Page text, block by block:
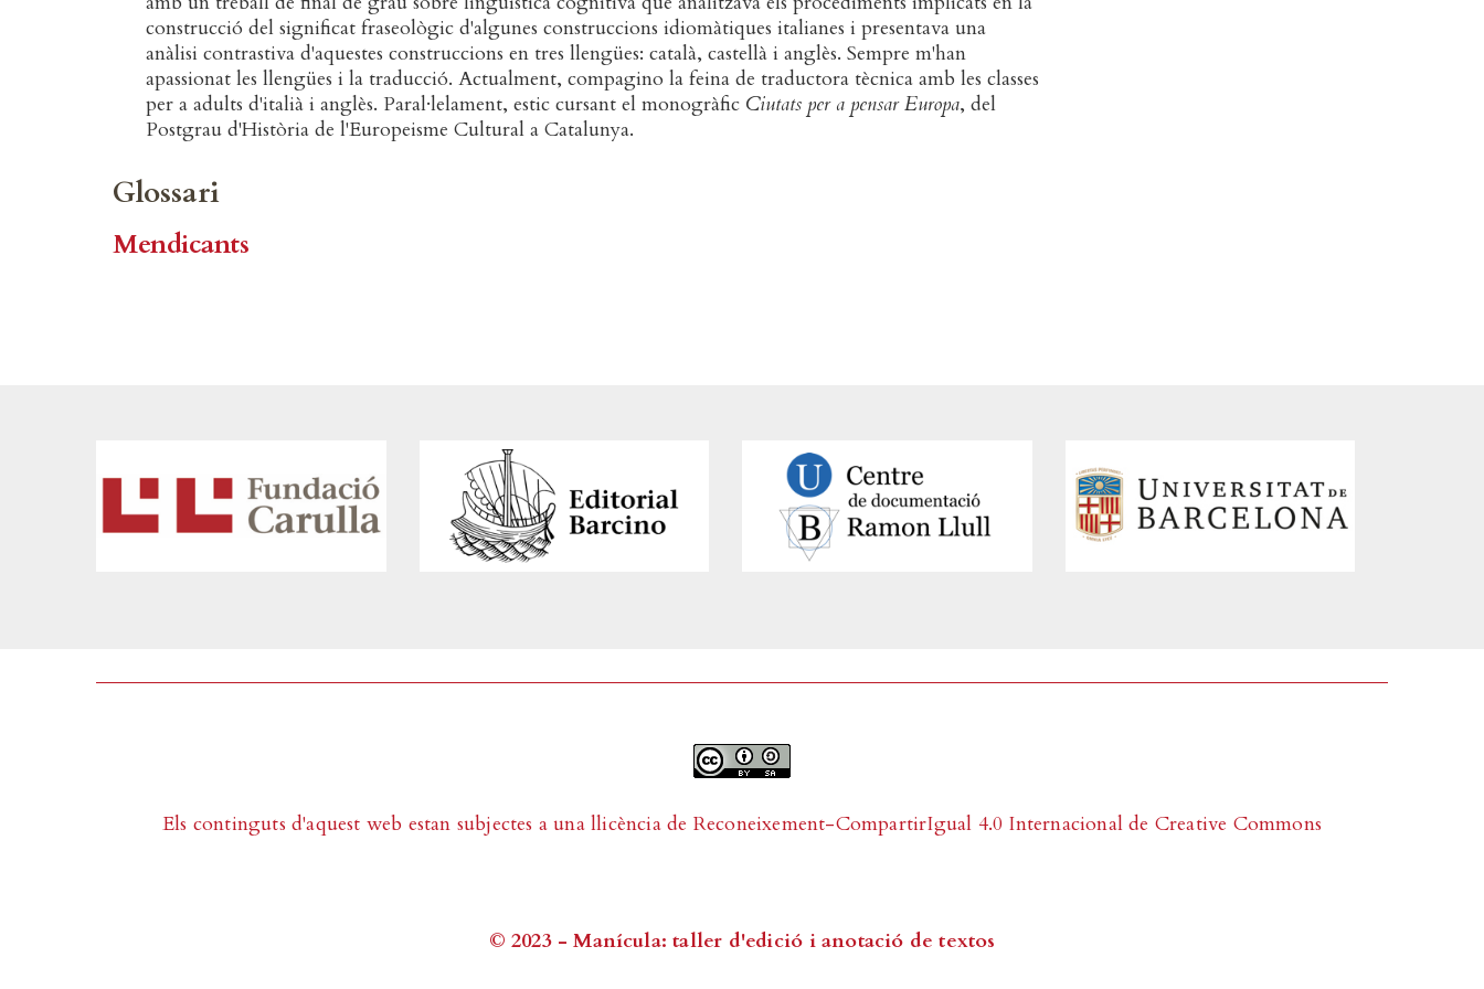
construcció del significat fraseològic d'algunes construccions idiomàtiques italianes i presentava una
anàlisi contrastiva d'aquestes construccions en tres llengües: català, castellà i anglès. Sempre m'han
apassionat les llengües i la traducció. Actualment, compagino la feina de traductora tècnica amb les classes
per a adults d'italià i anglès. Paral·lelament, estic cursant el monogràfic Ciutats per a pensar Europa, del
Postgrau d'Història de l'Europeisme Cultural a Catalunya.
Glossari
Mendicants
Els continguts d'aquest web estan subjectes a una llicència de Reconeixement-CompartirIgual 4.0 Internacional de Creative Commons
© 2023 - Manícula: taller d'edició i anotació de textos